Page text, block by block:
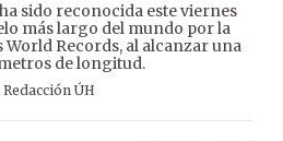
sido reconocida este viernes
más largo del mundo por la
Records, al alcanzar una
de longitud.
Redacción ÚH